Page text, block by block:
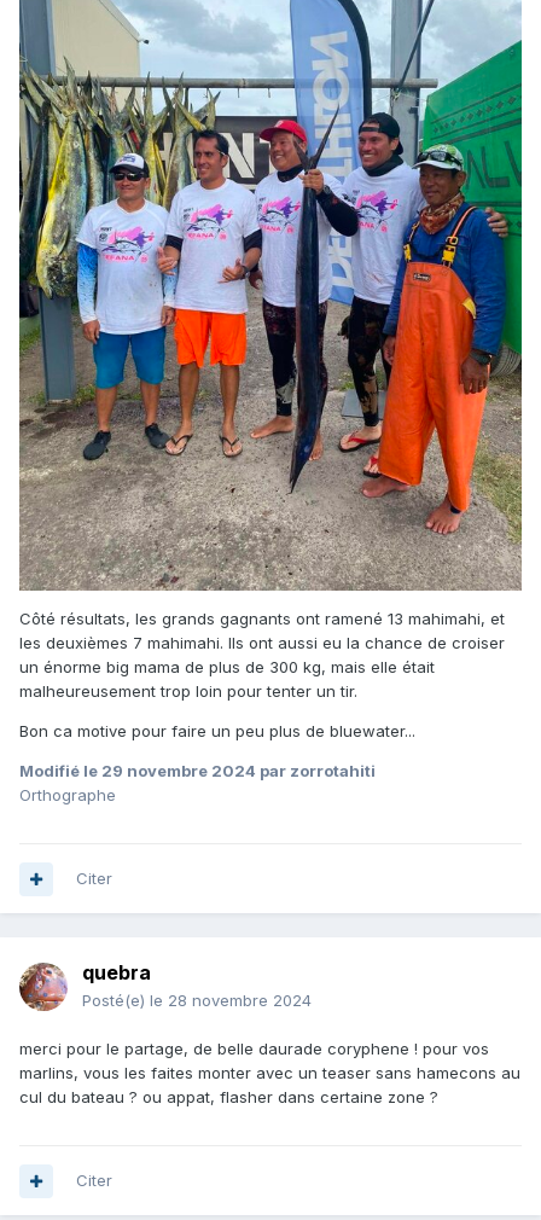
Côté résultats, les grands gagnants ont ramené 13 mahimahi, et
les deuxièmes 7 mahimahi. Ils ont aussi eu la chance de croiser
un énorme big mama de plus de 300 kg, mais elle était
malheureusement trop loin pour tenter un tir.
Bon ca motive pour faire un peu plus de bluewater...
Modifié le 29 novembre 2024 par zorrotahiti
Orthographe
Citer
quebra
Posté(e) le 28 novembre 2024
merci pour le partage, de belle daurade coryphene ! pour vos
marlins, vous les faites monter avec un teaser sans hamecons au
cul du bateau ? ou appat, flasher dans certaine zone ?
Citer